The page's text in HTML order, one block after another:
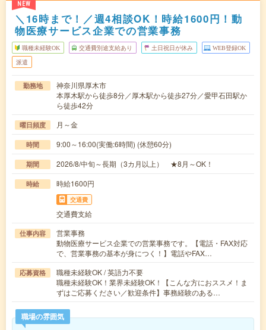
NEW
＼16時まで！／週4相談OK！時給1600円！動
物医療サービス企業での営業事務
職種未経験OK 交通費別途支給あり 土日祝日が休み WEB登録OK
派遣
勤務地
神奈川県厚木市
本厚木駅から徒歩8分／厚木駅から徒歩27分／愛甲石田駅か
ら徒歩42分
曜日頻度 月～金
時間 9:00～16:00(実働:6時間) (休憩60分)
期間 2026/8/中旬～長期（3カ月以上） ★8月～OK！
時給 時給1600円
交通費
交通費支給
仕事内容
営業事務
動物医療サービス企業での営業事務です。【電話・FAX対応
で、営業事務の基本が身につく！】電話やFAX…
応募資格
職種未経験OK / 英語力不要
職種未経験OK！業界未経験OK！【こんな方におススメ！ま
ずはご応募ください／歓迎条件】事務経験のある…
職場の雰囲気